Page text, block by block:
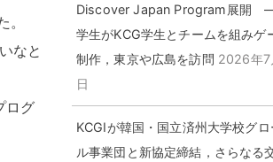
。
なと
ログ
Discover Japan Program展開
学生がKCG学生とチームを組みゲ
制作，東京や広島を訪問 2026年7
日
KCGIが韓国・国立済州大学校グロ
ル事業団と新協定締結，さらなる